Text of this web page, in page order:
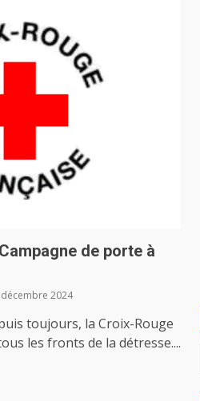
de porte à
2024
toujours, la Croix-Rouge
les fronts de la détresse....